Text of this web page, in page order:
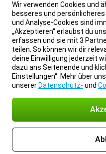
Wir verwenden Cookies und
besseres und
und Analyse-Cookies sind
„Akzeptieren“ erlaubst du
erfassen und sie mit 3
teilen. So können wir dir
deine Einwilligung jederzeit
dazu ans Seitenende und
Einstellungen“. Mehr über
unserer Datenschutz- und